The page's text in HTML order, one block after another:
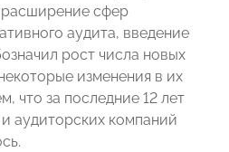
расширение сфер
аудита, введение
рост числа новых
изменения в их
что за последние 12 лет
аудиторских компаний